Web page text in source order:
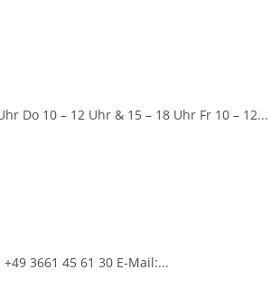
Do 10 – 12 Uhr & 15 – 18 Uhr Fr 10 – 12...
3661 45 61 30 E-Mail:...